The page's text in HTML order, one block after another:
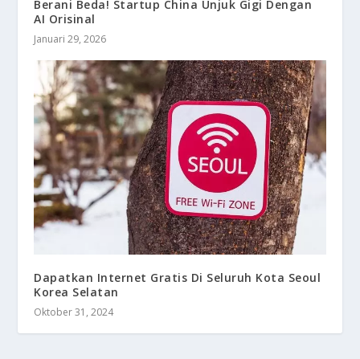
Berani Beda! Startup China Unjuk Gigi Dengan
AI Orisinal
Januari 29, 2026
Dapatkan Internet Gratis Di Seluruh Kota Seoul
Korea Selatan
Oktober 31, 2024